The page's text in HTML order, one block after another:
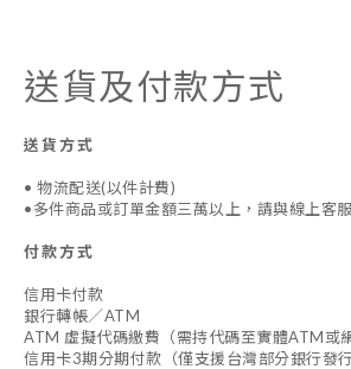
送貨及付款方式
送貨方式
• 物流配送(以件計費)
•多件商品或訂單金額三萬以上，請與線上客
付款方式
信用卡付款
銀行轉帳／ATM
ATM 虛擬代碼繳費（需持代碼至實體ATM或
信用卡3期分期付款（僅支援台灣部分銀行發行